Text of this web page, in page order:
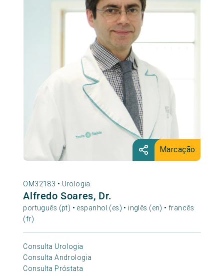
Marcação
OM32183 • Urologia
Alfredo Soares, Dr.
português (pt) • espanhol (es) • inglês (en) • francês
(fr)
Consulta Urologia
Consulta Andrologia
Consulta Próstata